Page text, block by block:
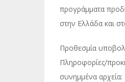
προγράμματα
στην Ελλάδα και
Προθεσμία
Πληροφορίες/
συνημμένα αρχεία: